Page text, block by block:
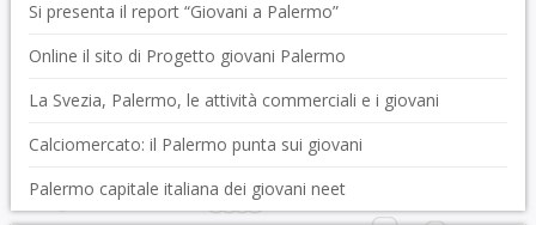
Si presenta il report “Giovani a Palermo”
Online il sito di Progetto giovani Palermo
La Svezia, Palermo, le attività commerciali e i giovani
Calciomercato: il Palermo punta sui giovani
Palermo capitale italiana dei giovani neet